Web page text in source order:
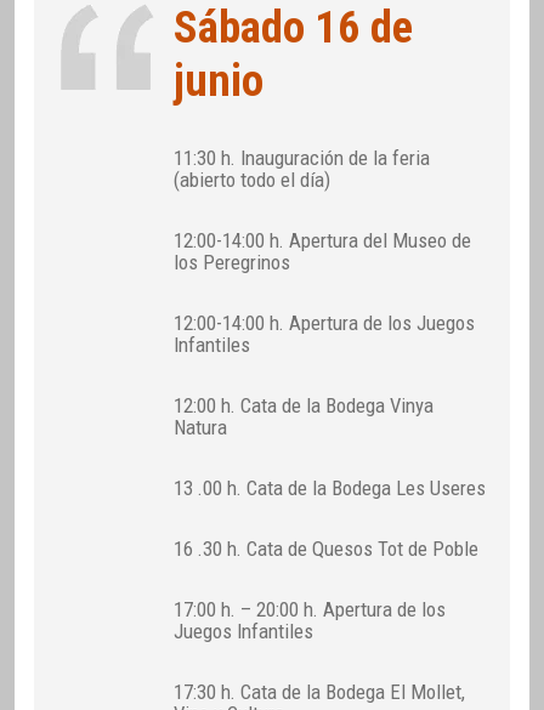
Sábado 16 de
junio
11:30 h. Inauguración de la feria
(abierto todo el día)
12:00-14:00 h. Apertura del Museo de
los Peregrinos
12:00-14:00 h. Apertura de los Juegos
Infantiles
12:00 h. Cata de la Bodega Vinya
Natura
13 .00 h. Cata de la Bodega Les Useres
16 .30 h. Cata de Quesos Tot de Poble
17:00 h. – 20:00 h. Apertura de los
Juegos Infantiles
17:30 h. Cata de la Bodega El Mollet,